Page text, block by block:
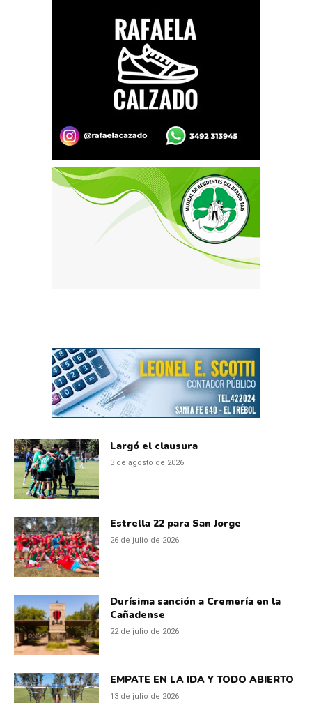
Largó el clausura
3 de agosto de 2026
Estrella 22 para San Jorge
26 de julio de 2026
Durísima sanción a Cremería en la
Cañadense
22 de julio de 2026
EMPATE EN LA IDA Y TODO ABIERTO
13 de julio de 2026